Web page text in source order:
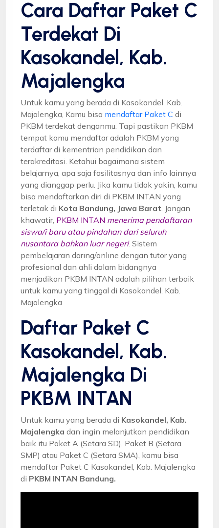
Cara Daftar Paket C
Terdekat Di
Kasokandel, Kab.
Majalengka
Untuk kamu yang berada di Kasokandel, Kab.
Majalengka, Kamu bisa mendaftar Paket C di
PKBM terdekat denganmu. Tapi pastikan PKBM
tempat kamu mendaftar adalah PKBM yang
terdaftar di kementrian pendidikan dan
terakreditasi. Ketahui bagaimana sistem
belajarnya, apa saja fasilitasnya dan info lainnya
yang dianggap perlu. Jika kamu tidak yakin, kamu
bisa mendaftarkan diri di PKBM INTAN yang
terletak di Kota Bandung, Jawa Barat . Jangan
khawatir, PKBM INTAN menerima pendaftaran
siswa/i baru atau pindahan dari seluruh
nusantara bahkan luar negeri. Sistem
pembelajaran daring/online dengan tutor yang
profesional dan ahli dalam bidangnya
menjadikan PKBM INTAN adalah pilihan terbaik
untuk kamu yang tinggal di Kasokandel, Kab.
Majalengka
Daftar Paket C
Kasokandel, Kab.
Majalengka Di
PKBM INTAN
Untuk kamu yang berada di Kasokandel, Kab.
Majalengka dan ingin melanjutkan pendidikan
baik itu Paket A (Setara SD), Paket B (Setara
SMP) atau Paket C (Setara SMA), kamu bisa
mendaftar Paket C Kasokandel, Kab. Majalengka
di PKBM INTAN Bandung.